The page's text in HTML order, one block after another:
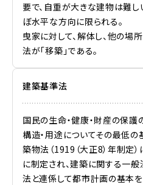
要で、自重が大きな建物は難し
ぼ水平な方向に限られる。
曳家に対して、解体し、他の場
法が「移築」である。
建築基準法
国民の生命・健康・財産の保護
構造・用途についてその最低
築物法（1919（大正8）年制定
に制定され、建築に関する一
法と連係して都市計画の基本を